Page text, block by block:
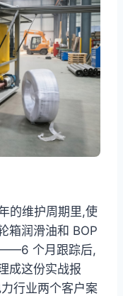
的维护周期里,使
箱润滑油和 BOP
——6 个月跟踪后,
成这份实战报
行业两个客户案